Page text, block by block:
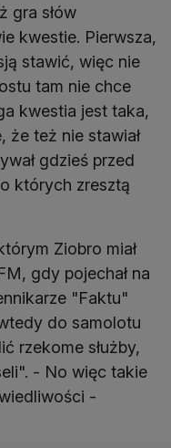
gra słów
kwestie. Pierwsza,
stawić, więc nie
tam nie chce
kwestia jest taka,
że też nie stawiał
gdzieś przed
których zresztą
Ziobro miał
gdy pojechał na
"Faktu"
do samolotu
rzekome służby,
- No więc takie
-